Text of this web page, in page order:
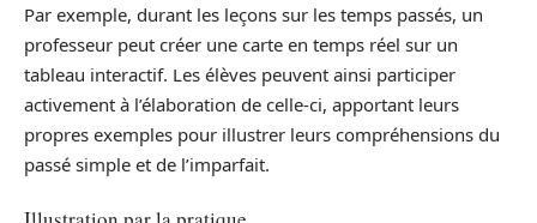
Par exemple, durant les leçons sur les temps passés, un
professeur peut créer une carte en temps réel sur un
tableau interactif. Les élèves peuvent ainsi participer
activement à l’élaboration de celle-ci, apportant leurs
propres exemples pour illustrer leurs compréhensions du
passé simple et de l’imparfait.